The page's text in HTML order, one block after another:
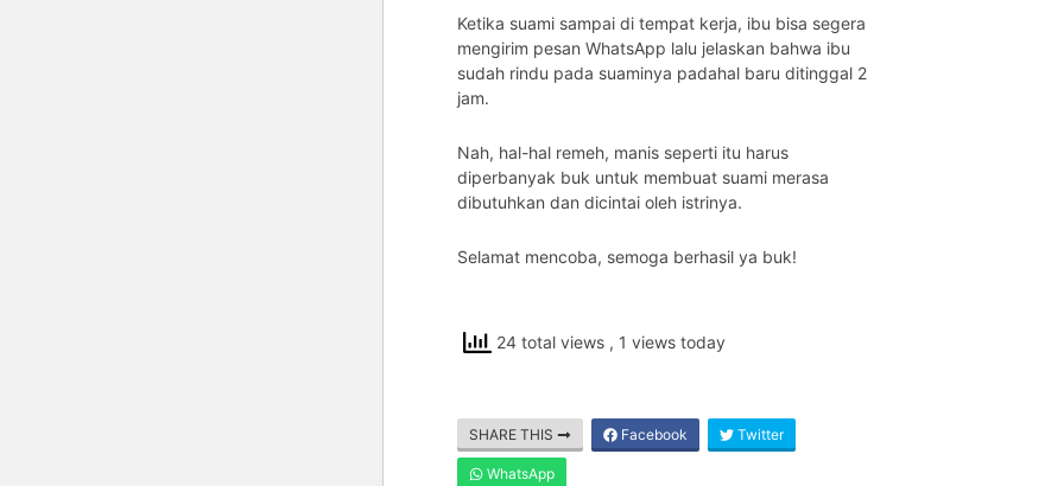
Ketika suami sampai di tempat kerja, ibu bisa segera
mengirim pesan WhatsApp lalu jelaskan bahwa ibu
sudah rindu pada suaminya padahal baru ditinggal 2
jam.
Nah, hal-hal remeh, manis seperti itu harus
diperbanyak buk untuk membuat suami merasa
dibutuhkan dan dicintai oleh istrinya.
Selamat mencoba, semoga berhasil ya buk!
24 total views , 1 views today
SHARE THIS Facebook Twitter
WhatsApp